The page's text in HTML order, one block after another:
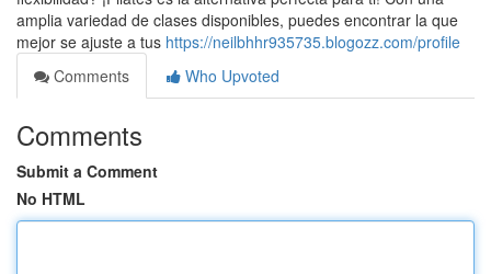
amplia variedad de clases disponibles, puedes encontrar la que
mejor se ajuste a tus https://neilbhhr935735.blogozz.com/profile
Comments
Who Upvoted
Comments
Submit a Comment
No HTML